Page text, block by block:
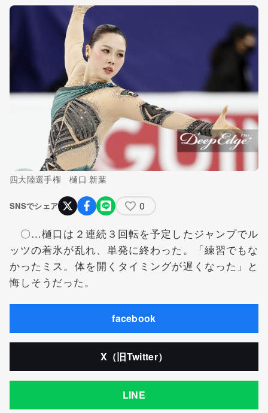
四大陸選手権 樋口 新葉
SNSでシェア 0
〇…樋口は２連続３回転を予定したジャンプでル
ッツの着氷が乱れ、単発に終わった。「練習でもな
かったミス。体を開くタイミングが遅くなった」と
悔しそうだった。
facebook
X（旧Twitter）
LINE